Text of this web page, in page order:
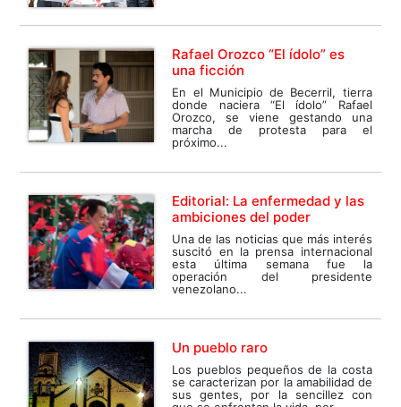
Rafael Orozco “El ídolo” es
una ficción
En el Municipio de Becerril, tierra
donde naciera “El ídolo” Rafael
Orozco, se viene gestando una
marcha de protesta para el
próximo...
Editorial: La enfermedad y las
ambiciones del poder
Una de las noticias que más interés
suscitó en la prensa internacional
esta última semana fue la
operación del presidente
venezolano...
Un pueblo raro
Los pueblos pequeños de la costa
se caracterizan por la amabilidad de
sus gentes, por la sencillez con